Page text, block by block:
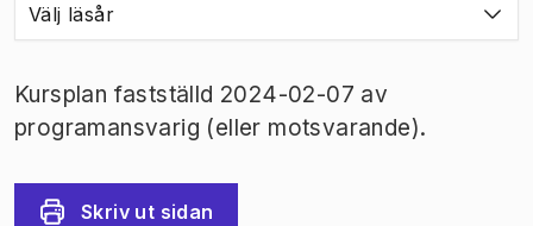
Välj läsår
Kursplan fastställd 2024-02-07 av
programansvarig (eller motsvarande).
Skriv ut sidan